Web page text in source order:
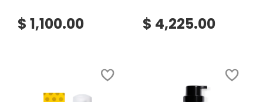
$ 1,100.00 $ 4,225.00